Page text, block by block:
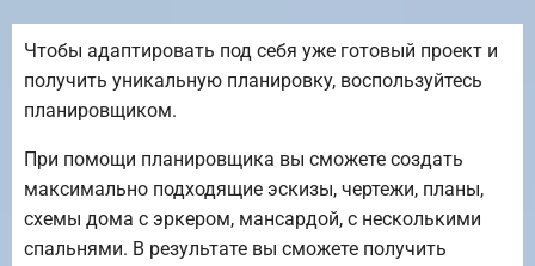
Чтобы адаптировать под себя уже готовый проект и
получить уникальную планировку, воспользуйтесь
планировщиком.
При помощи планировщика вы сможете создать
максимально подходящие эскизы, чертежи, планы,
схемы дома с эркером, мансардой, с несколькими
спальнями. В результате вы сможете получить